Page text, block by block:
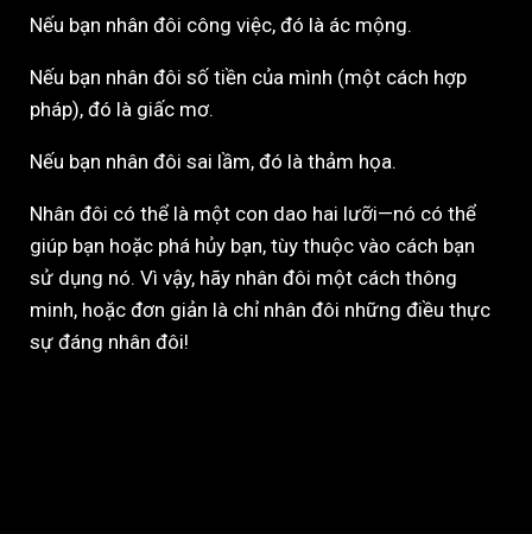
Nếu bạn nhân đôi công việc, đó là ác mộng.
Nếu bạn nhân đôi số tiền của mình (một cách hợp
pháp), đó là giấc mơ.
Nếu bạn nhân đôi sai lầm, đó là thảm họa.
Nhân đôi có thể là một con dao hai lưỡi—nó có thể
giúp bạn hoặc phá hủy bạn, tùy thuộc vào cách bạn
sử dụng nó. Vì vậy, hãy nhân đôi một cách thông
minh, hoặc đơn giản là chỉ nhân đôi những điều thực
sự đáng nhân đôi!